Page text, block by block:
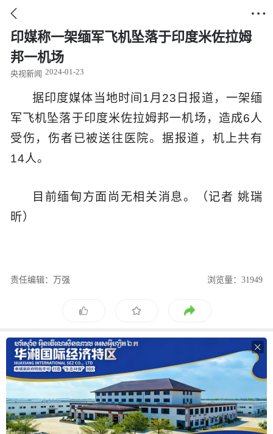
 
印媒称一架缅军飞机坠落于印度米佐拉姆
邦一机场
央视新闻 2024-01-23
据印度媒体当地时间1月23日报道，一架缅
军飞机坠落于印度米佐拉姆邦一机场，造成6人
受伤，伤者已被送往医院。据报道，机上共有
14人。
目前缅甸方面尚无相关消息。（记者 姚瑞
昕）
责任编辑：万强 浏览量：31949
